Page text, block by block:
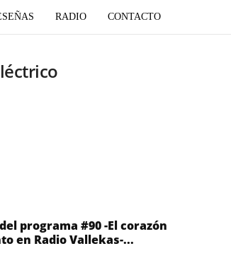
RADIO CONTACTO
programa #90 -El corazón
en Radio Vallekas-...